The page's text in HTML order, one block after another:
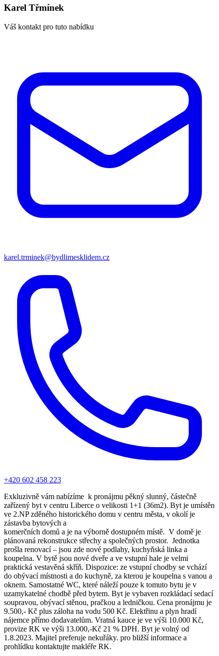
Karel Třmínek
Váš kontakt pro tuto nabídku
karel.trminek@bydlimesklidem.cz
+420 602 458 223
Exkluzivně vám nabízíme k pronájmu pěkný slunný, částečně
zařízený byt v centru Liberce o velikosti 1+1 (36m2). Byt je umístěn
ve 2.NP zděného historického domu v centru města, v okolí je
zástavba bytových a
komerčních domů a je na výborně dostupném místě. V domě je
plánovaná rekonstrukce střechy a společných prostor. Jednotka
prošla renovací – jsou zde nové podlahy, kuchyňská linka a
koupelna. V bytě jsou nové dveře a ve vstupní hale je velmi
praktická vestavěná skříň. Dispozice: ze vstupní chodby se vchází
do obývací místnosti a do kuchyně, za kterou je koupelna s vanou a
oknem. Samostatné WC, které náleží pouze k tomuto bytu je v
uzamykatelné chodbě před bytem. Byt je vybaven rozkládací sedací
soupravou, obývací stěnou, pračkou a ledničkou. Cena pronájmu je
9.500,- Kč plus záloha na vodu 500 Kč. Elektřinu a plyn hradí
nájemce přímo dodavatelům. Vratná kauce je ve výši 10.000 Kč,
provize RK ve výši 13.000,-Kč 21 % DPH. Byt je volný od
1.8.2023. Majitel preferuje nekuřáky. pro bližší informace a
prohlídku kontaktujte makléře RK.